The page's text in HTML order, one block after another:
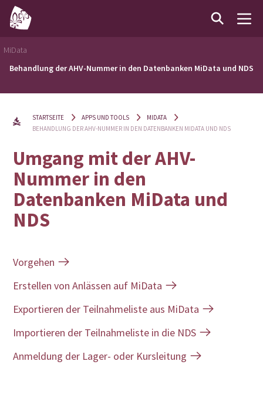
MiData
Behandlung der AHV-Nummer in den Datenbanken MiData und NDS
STARTSEITE APPS UND TOOLS
MIDATA
BEHANDLUNG DER AHV-NUMMER IN DEN DATENBANKEN MIDATA UND NDS
Umgang mit der AHV-
Nummer in den
Datenbanken MiData und
NDS
Vorgehen
Erstellen von Anlässen auf MiData
Exportieren der Teilnahmeliste aus MiData
Importieren der Teilnahmeliste in die NDS
Anmeldung der Lager- oder Kursleitung